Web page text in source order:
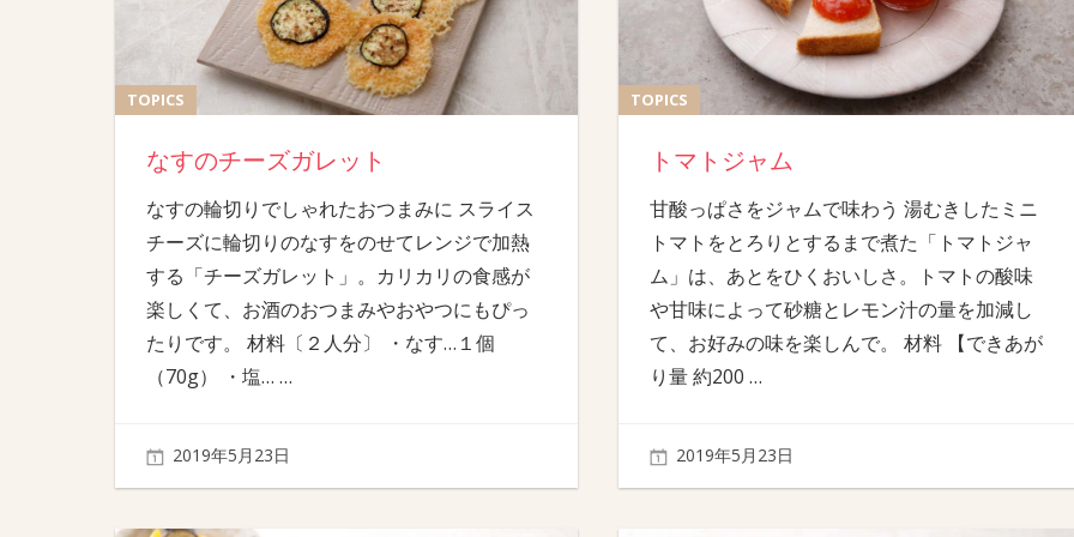
TOPICS
なすのチーズガレット
なすの輪切りでしゃれたおつまみに スライス
チーズに輪切りのなすをのせてレンジで加熱
する「チーズガレット」。カリカリの食感が
楽しくて、お酒のおつまみやおやつにもぴっ
たりです。 材料〔２人分〕 ・なす…１個
（70g） ・塩… …
2019年5月23日
TOPICS
トマトジャム
甘酸っぱさをジャムで味わう 湯むきしたミニ
トマトをとろりとするまで煮た「トマトジャ
ム」は、あとをひくおいしさ。トマトの酸味
や甘味によって砂糖とレモン汁の量を加減し
て、お好みの味を楽しんで。 材料 【できあが
り量 約200 …
2019年5月23日